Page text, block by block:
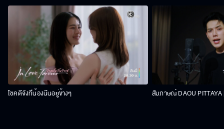
โชคดีจังที่น้องนีนอยู่ข้างๆ สัมภาษณ์ DAOU PITTAYA